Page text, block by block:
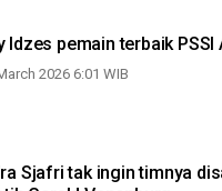
Idzes pemain terbaik PSSI
2026 6:01 WIB
Sjafri tak ingin timnya